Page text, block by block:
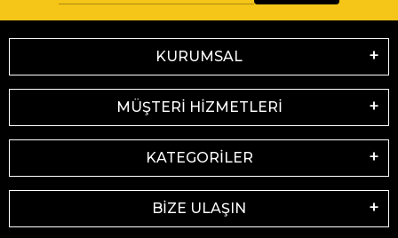
KURUMSAL
MÜŞTERİ HİZMETLERİ
KATEGORİLER
BİZE ULAŞIN